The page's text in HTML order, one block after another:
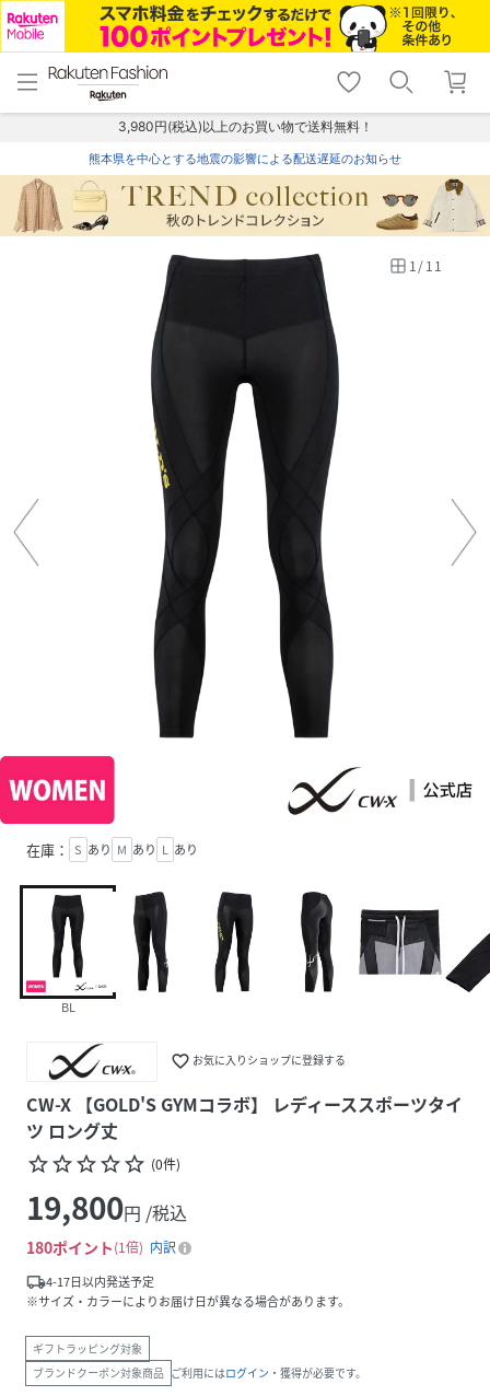
menu home
トップ
shopping_cart lock_outline
ログイン
3,980円(税込)以上のお買い物で送料無料！
熊本県を中心とする地震の影響による配送遅延のお知らせ
1/11
在庫： S あり M あり L あり
BL
favorite_border お気に入りショップに登録する
CW-X 【GOLD'S GYMコラボ】 レディーススポーツタイ
ツ ロング丈
star_borderstar_borderstar_borderstar_borderstar_border (0件)
19,800円 /税込
180ポイント 1倍
内訳
local_shipping4-17日以内発送予定
※サイズ・カラーによりお届け日が異なる場合があります。
ギフトラッピング対象
ブランドクーポン対象商品 ご利用にはログイン ・獲得が必要です。